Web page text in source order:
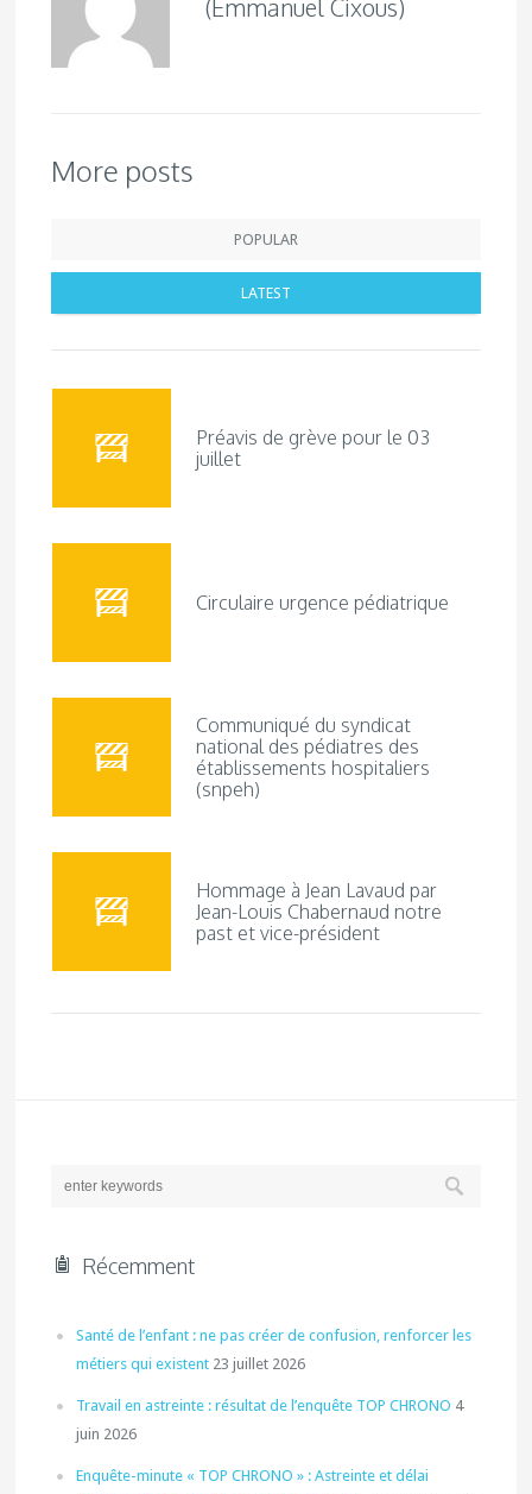
(Emmanuel Cixous)
More posts
POPULAR
LATEST
Préavis de grève pour le 03
juillet
Circulaire urgence pédiatrique
Communiqué du syndicat
national des pédiatres des
établissements hospitaliers
(snpeh)
Hommage à Jean Lavaud par
Jean-Louis Chabernaud notre
past et vice-président
Récemment
Santé de l’enfant : ne pas créer de confusion, renforcer les
métiers qui existent 23 juillet 2026
Travail en astreinte : résultat de l’enquête TOP CHRONO 4
juin 2026
Enquête-minute « TOP CHRONO » : Astreinte et délai